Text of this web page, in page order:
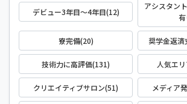
デビュー3年目～4年目(12)
アシスタン
寮完備(20) 奨学金返
技術力に高評価(131) 人気エ
クリエイティブサロン(51) メディア